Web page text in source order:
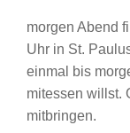
morgen Abend
Uhr in St.
einmal bis
mitessen willst.
mitbringen.